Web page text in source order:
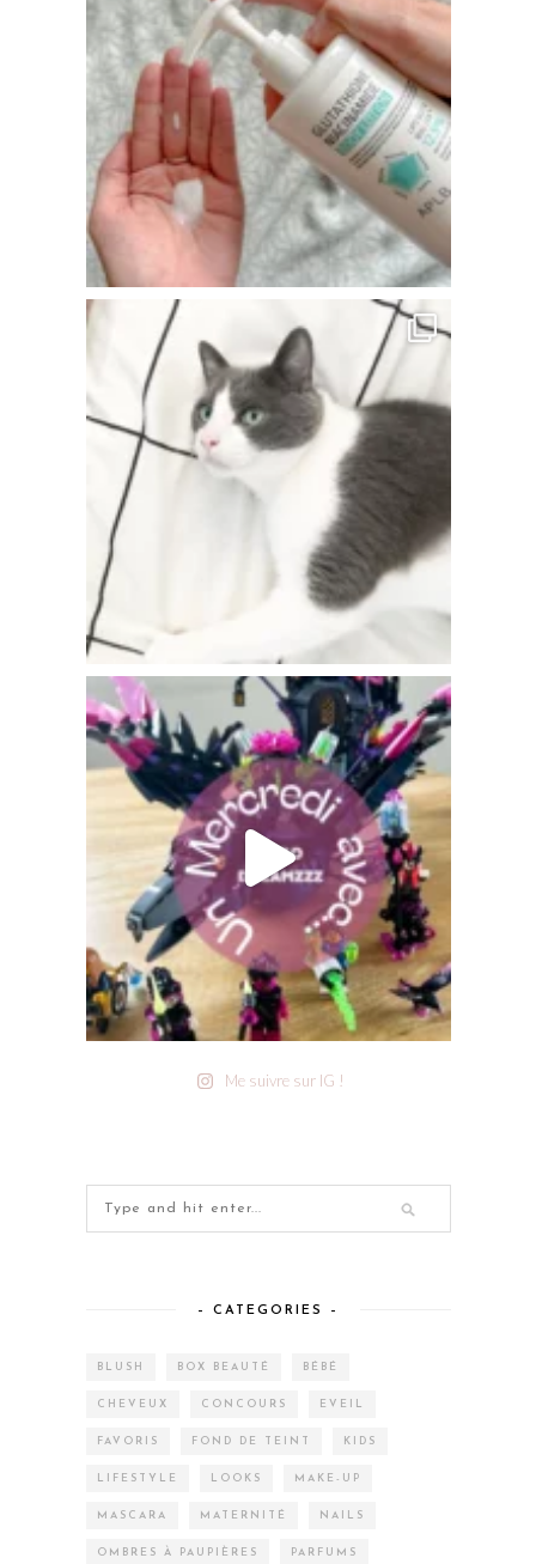
Me suivre sur IG !
– CATEGORIES –
BLUSH BOX BEAUTÉ BÉBÉ
CHEVEUX CONCOURS EVEIL
FAVORIS FOND DE TEINT KIDS
LIFESTYLE LOOKS MAKE-UP
MASCARA MATERNITÉ NAILS
OMBRES À PAUPIÈRES PARFUMS